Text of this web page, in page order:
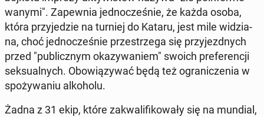
wa­ny­mi". Za­pew­nia jed­no­cze­śnie, że każda osoba,
która przy­je­dzie na turniej do Kataru, jest mile wi­dzia­
na, choć jed­no­cze­śnie prze­strze­ga się przy­jezd­nych
przed "pu­blicz­nym oka­zy­wa­niem" swoich pre­fe­ren­cji
sek­su­al­nych. Obo­wią­zy­wać będą też ogra­ni­cze­nia w
spo­ży­wa­niu al­ko­ho­lu.
Żadna z 31 ekip, które za­kwa­li­fi­ko­wa­ły się na mundial,